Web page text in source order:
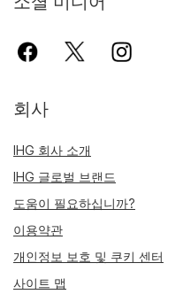
회사
IHG 회사 소개
IHG 글로벌 브랜드
도움이 필요하십니까?
이용약관
개인정보 보호 및 쿠키 센터
사이트 맵